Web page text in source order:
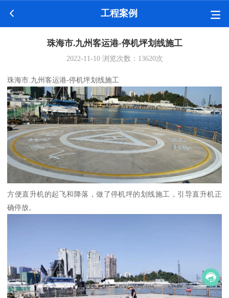
工程案例
珠海市.九州客运港-停机坪划线施工
2022-11-10浏览次数： 13620次
珠海市.九州客运港-停机坪划线施工
方便直升机的起飞和降落，做了停机坪的划线施工，引导直升机正
确停放。